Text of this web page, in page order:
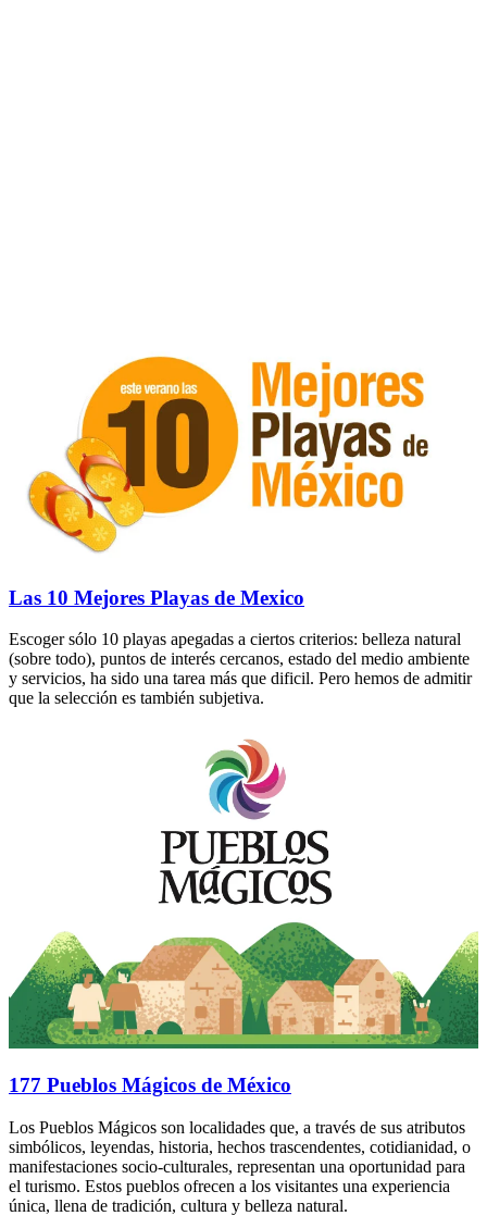
Las 10 Mejores Playas de Mexico
Escoger sólo 10 playas apegadas a ciertos criterios: belleza natural
(sobre todo), puntos de interés cercanos, estado del medio ambiente
y servicios, ha sido una tarea más que dificil. Pero hemos de admitir
que la selección es también subjetiva.
177 Pueblos Mágicos de México
Los Pueblos Mágicos son localidades que, a través de sus atributos
simbólicos, leyendas, historia, hechos trascendentes, cotidianidad, o
manifestaciones socio-culturales, representan una oportunidad para
el turismo. Estos pueblos ofrecen a los visitantes una experiencia
única, llena de tradición, cultura y belleza natural.